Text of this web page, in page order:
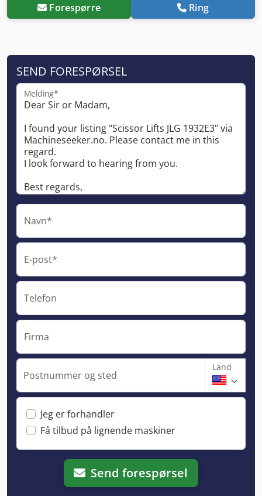
Forespørre Ring
SEND FORESPØRSEL
Melding*
Navn*
E-post*
Telefon
Firma
Postnummer og sted
Land
Jeg er forhandler
Få tilbud på lignende maskiner
Send forespørsel